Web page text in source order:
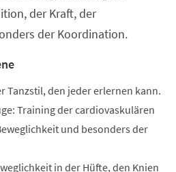
der Kraft, der
der Koordination.
Tanzstil, den jeder erlernen kann.
Training der cardiovaskulären
und besonders der
in der Hüfte, den Knien